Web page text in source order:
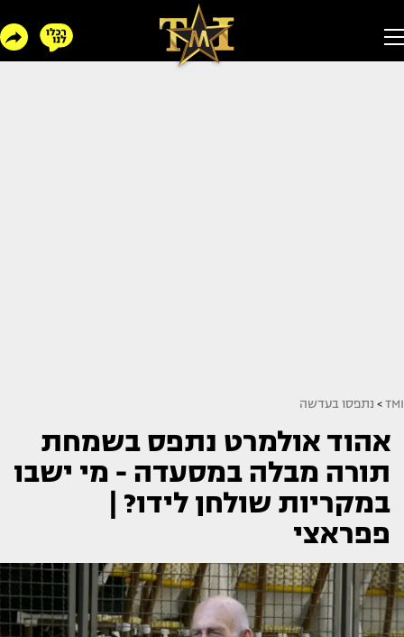
TMI
> נתפסו בעדשה
אהוד אולמרט נתפס בשמחת
תורה מבלה במסעדה - מי ישבו
במקריות שולחן לידו? |
פפראצי